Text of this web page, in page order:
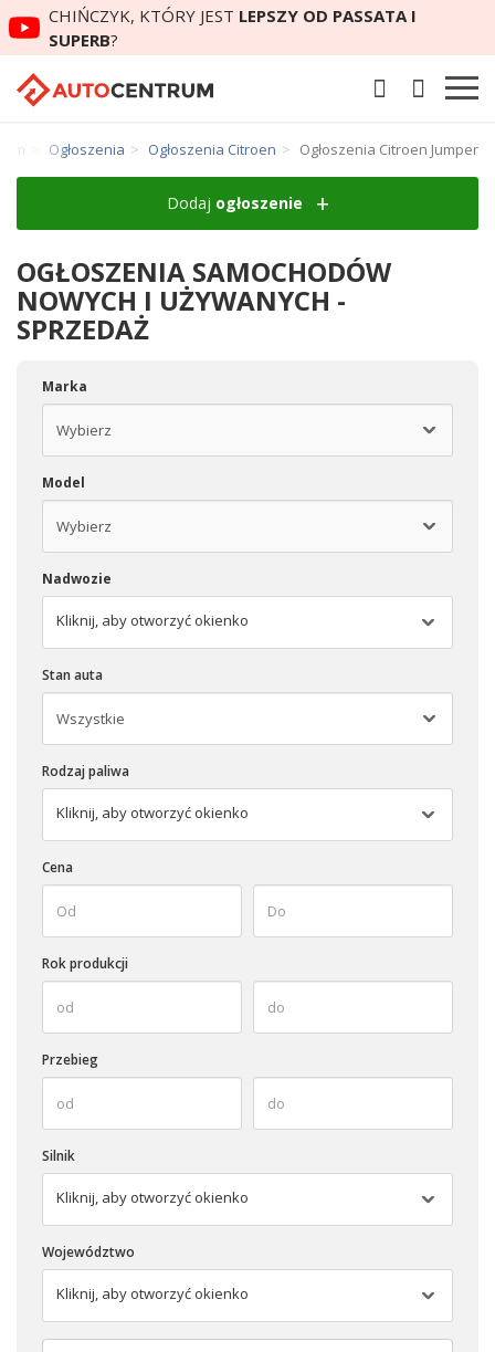
CHIŃCZYK, KTÓRY JEST LEPSZY OD PASSATA I
SUPERB?
Ogłoszenia Ogłoszenia Citroen Ogłoszenia Citroen Jumper
Dodaj ogłoszenie
OGŁOSZENIA SAMOCHODÓW
NOWYCH I UŻYWANYCH -
SPRZEDAŻ
Marka
Model
Nadwozie
Kliknij, aby otworzyć okienko
Stan auta
Rodzaj paliwa
Kliknij, aby otworzyć okienko
Cena
Rok produkcji
Przebieg
Silnik
Kliknij, aby otworzyć okienko
Województwo
Kliknij, aby otworzyć okienko